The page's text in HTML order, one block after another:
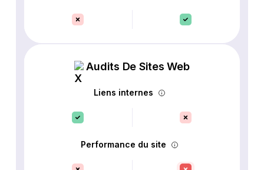
Audits De Sites Web
Liens internes
Performance du site